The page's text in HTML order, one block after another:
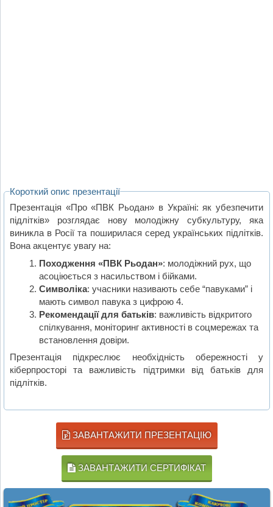
Короткий опис презентації
Презентація «Про «ПВК Рьодан» в Україні: як убезпечити
підлітків» розглядає нову молодіжну субкультуру, яка
виникла в Росії та поширилася серед українських підлітків.
Вона акцентує увагу на:
Походження «ПВК Рьодан»: молодіжний рух, що
асоціюється з насильством і бійками.
Символіка: учасники називають себе “павуками” і
мають символ павука з цифрою 4.
Рекомендації для батьків: важливість відкритого
спілкування, моніторинг активності в соцмережах та
встановлення довіри.
Презентація підкреслює необхідність обережності у
кіберпросторі та важливість підтримки від батьків для
підлітків.
ЗАВАНТАЖИТИ ПРЕЗЕНТАЦІЮ
ЗАВАНТАЖИТИ СЕРТИФІКАТ